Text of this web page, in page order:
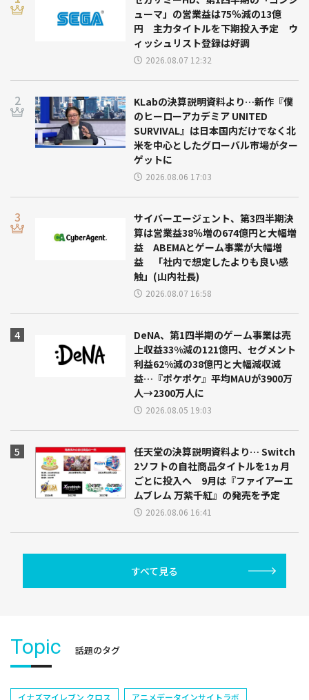
ューマ」の営業益は75％減の13億
円 主力タイトルを下期投入予定 ウ
ィッシュリスト登録は好調
2026.08.07 12:32
KLabの決算説明資料より…新作『僕
のヒーローアカデミア UNITED
SURVIVAL』は日本国内だけでなく北
米を中心としたグローバル市場がター
ゲットに
2026.08.06 17:03
サイバーエージェント、第3四半期決
算は営業益38％増の674億円と大幅増
益 ABEMAとゲーム事業が大幅増
益 「社内で想定したよりも良い感
触」(山内社長)
2026.08.07 16:58
DeNA、第1四半期のゲーム事業は売
上収益33%減の121億円、セグメント
利益62%減の38億円と大幅減収減
益…『ポケポケ』平均MAUが3900万
人→2300万人に
2026.08.05 19:03
任天堂の決算説明資料より… Switch
2ソフトの自社商品タイトルを1ヵ月
ごとに投入へ 9月は『ファイアーエ
ムブレム 万紫千紅』の発売を予定
2026.08.06 16:41
すべて見る
Topic 話題のタグ
イナズマイレブン クロス
アニメデータインサイトラボ